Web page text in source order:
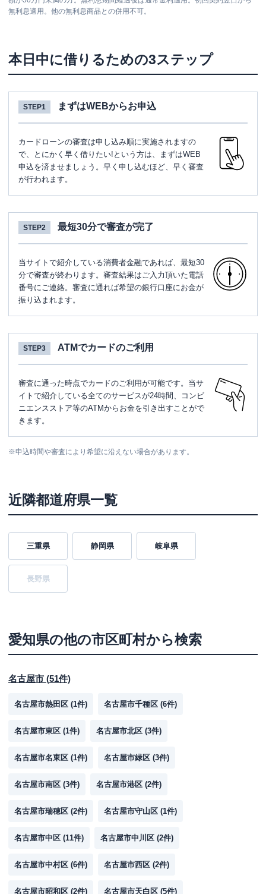
無利息適用。他の無利息商品との併用不可。
本日中に借りるための3ステップ
STEP1 まずはWEBからお申込
カードローンの審査は申し込み順に実施されますの
で、とにかく早く借りたい!という方は、まずはWEB
申込を済ませましょう。早く申し込むほど、早く審査
が行われます。
STEP2 最短30分で審査が完了
当サイトで紹介している消費者金融であれば、最短30
分で審査が終わります。審査結果はご入力頂いた電話
番号にご連絡。審査に通れば希望の銀行口座にお金が
振り込まれます。
STEP3 ATMでカードのご利用
審査に通った時点でカードのご利用が可能です。当サ
イトで紹介している全てのサービスが24時間、コンビ
ニエンスストア等のATMからお金を引き出すことがで
きます。
※申込時間や審査により希望に沿えない場合があります。
近隣都道府県一覧
三重県 静岡県 岐阜県
長野県
愛知県の他の市区町村から検索
名古屋市 (51件)
名古屋市熱田区 (1件) 名古屋市千種区 (6件)
名古屋市東区 (1件) 名古屋市北区 (3件)
名古屋市名東区 (1件) 名古屋市緑区 (3件)
名古屋市南区 (3件) 名古屋市港区 (2件)
名古屋市瑞穂区 (2件) 名古屋市守山区 (1件)
名古屋市中区 (11件) 名古屋市中川区 (2件)
名古屋市中村区 (6件) 名古屋市西区 (2件)
名古屋市昭和区 (2件) 名古屋市天白区 (5件)